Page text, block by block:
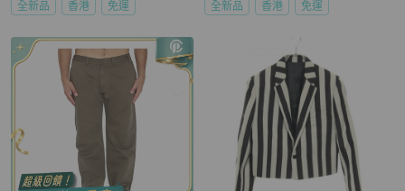
全新品 香港 免運 全新品 香港 免運